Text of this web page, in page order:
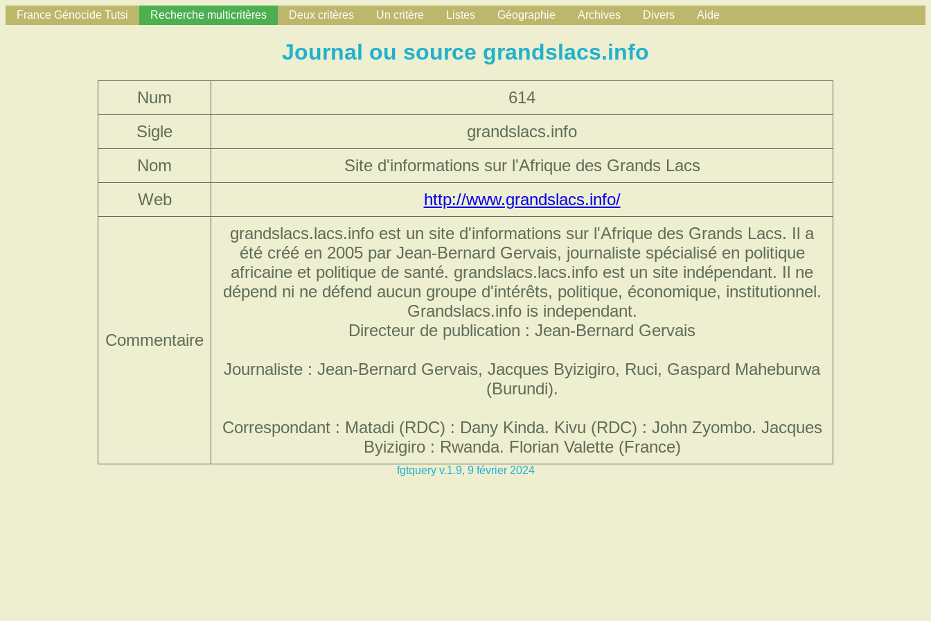
France Génocide Tutsi Recherche multicritères Deux critères Un critère Listes Géographie Archives Divers Aide
Journal ou source grandslacs.info
Num
614
Sigle
grandslacs.info
Nom
Site d'informations sur l'Afrique des Grands Lacs
Web
http://www.grandslacs.info/
Commentaire
grandslacs.lacs.info est un site d'informations sur l'Afrique des Grands Lacs. Il a
été créé en 2005 par Jean-Bernard Gervais, journaliste spécialisé en politique
africaine et politique de santé. grandslacs.lacs.info est un site indépendant. Il ne
dépend ni ne défend aucun groupe d'intérêts, politique, économique, institutionnel.
Grandslacs.info is independant.
Directeur de publication : Jean-Bernard Gervais
Journaliste : Jean-Bernard Gervais, Jacques Byizigiro, Ruci, Gaspard Maheburwa
(Burundi).
Correspondant : Matadi (RDC) : Dany Kinda. Kivu (RDC) : John Zyombo. Jacques
Byizigiro : Rwanda. Florian Valette (France)
fgtquery v.1.9, 9 février 2024